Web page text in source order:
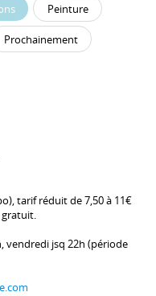
Peinture
Prochainement
tarif réduit de 7,50 à 11€
gratuit.
vendredi jsq 22h (période